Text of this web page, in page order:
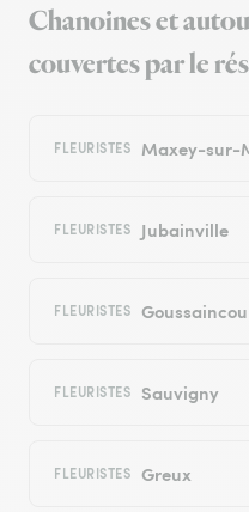
Chanoines et
couvertes par le
FLEURISTES Maxey-sur-
FLEURISTES Jubainville
FLEURISTES
FLEURISTES Sauvigny
FLEURISTES Greux